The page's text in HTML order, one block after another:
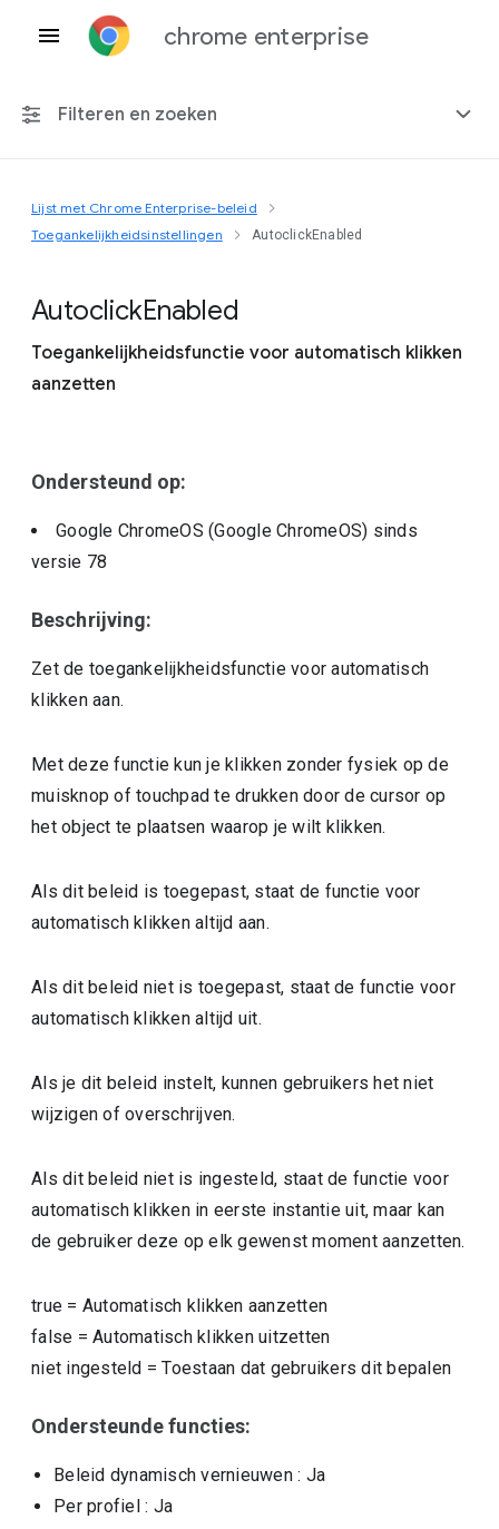
chrome enterprise
Filteren en zoeken
Elk platform
Inclusief beëindigd beleid
Lijst met Chrome Enterprise-beleid
Toegankelijkheidsinstellingen
AutoclickEnabled
AutoclickEnabled
Toegankelijkheidsfunctie voor automatisch klikken
aanzetten
Ondersteund op:
Google ChromeOS (Google ChromeOS) sinds
versie 78
Beschrijving:
Zet de toegankelijkheidsfunctie voor automatisch
klikken aan.
Met deze functie kun je klikken zonder fysiek op de
muisknop of touchpad te drukken door de cursor op
het object te plaatsen waarop je wilt klikken.
Als dit beleid is toegepast, staat de functie voor
automatisch klikken altijd aan.
Als dit beleid niet is toegepast, staat de functie voor
automatisch klikken altijd uit.
Als je dit beleid instelt, kunnen gebruikers het niet
wijzigen of overschrijven.
Als dit beleid niet is ingesteld, staat de functie voor
automatisch klikken in eerste instantie uit, maar kan
de gebruiker deze op elk gewenst moment aanzetten.
true = Automatisch klikken aanzetten
false =Automatisch klikken uitzetten
niet ingesteld =Toestaan dat gebruikers dit bepalen
Ondersteunde functies:
Beleid dynamisch vernieuwen : Ja
Per profiel : Ja